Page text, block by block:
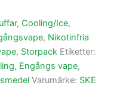
, Cooling/Ice,
, Nikotinfria
, Storpack Etiketter:
, Engångs vape,
Varumärke: SKE